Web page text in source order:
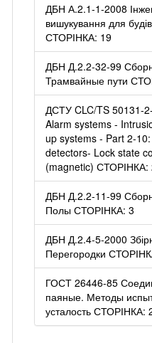
ДБН А.2.1-1-2008
вишукування для
СТОРІНКА: 19
ДБН Д.2.2-32-99
Трамвайные пути
ДСТУ CLC/TS 50131-
Alarm systems -
up systems - Part 2-
detectors- Lock state
(magnetic) СТОРІНКА:
ДБН Д.2.2-11-99
Полы СТОРІНКА: 3
ДБН Д.2.4-5-2000
Перегородки
ГОСТ 26446-85
паяные. Методы
усталость СТОРІНКА: